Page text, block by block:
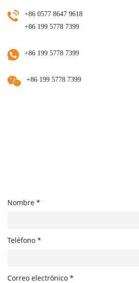
+86 0577 8647 9618
+86 199 5778 7399
+86 199 5778 7399
+86 199 5778 7399
Nombre *
Teléfono *
Correo electrónico *